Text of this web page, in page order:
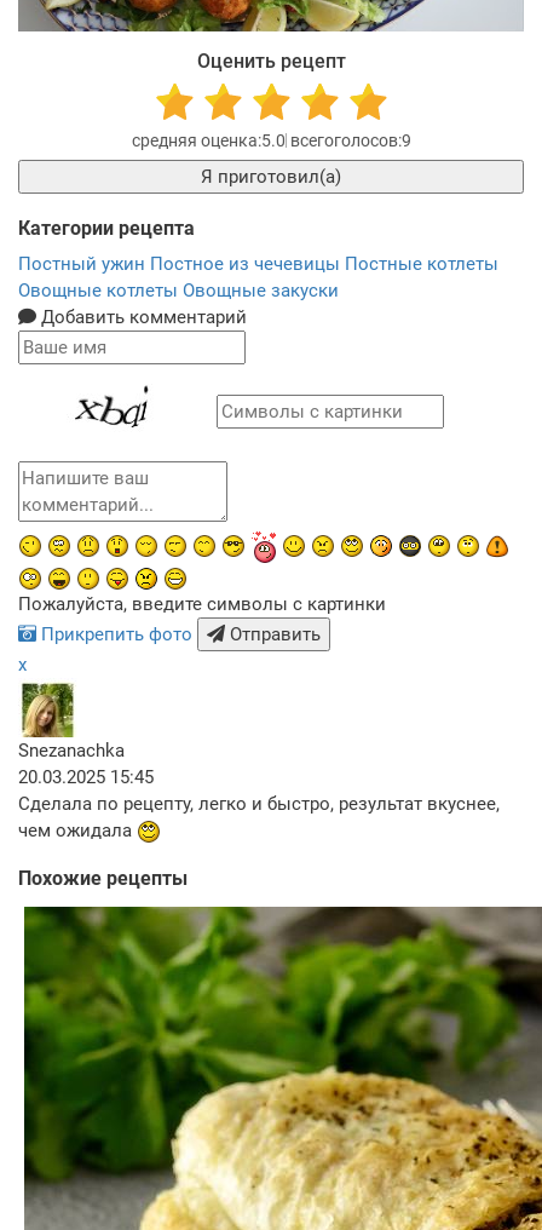
Оценить рецепт
5.0 9
Я приготовил(а)
Категории рецепта
Постный ужин Постное из чечевицы Постные котлеты
Овощные котлеты Овощные закуски
Добавить комментарий
Пожалуйста, введите символы с картинки
Прикрепить фото
Отправить
x
Snezanachka
20.03.2025 15:45
Сделала по рецепту, легко и быстро, результат вкуснее,
чем ожидала
Похожие рецепты